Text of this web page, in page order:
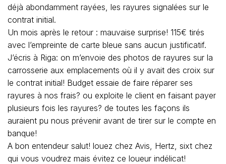
déjà abondamment rayées, les rayures signalées sur le
contrat initial.
Un mois après le retour : mauvaise surprise! 115€ tirés
avec l’empreinte de carte bleue sans aucun justificatif.
J’écris à Riga: on m’envoie des photos de rayures sur la
carrosserie aux emplacements où il y avait des croix sur
le contrat initial! Budget essaie de faire réparer ses
rayures à nos frais? ou exploite le client en faisant payer
plusieurs fois les rayures? de toutes les façons ils
auraient pu nous prévenir avant de tirer sur le compte en
banque!
A bon entendeur salut! louez chez Avis, Hertz, sixt chez
qui vous voudrez mais évitez ce loueur indélicat!